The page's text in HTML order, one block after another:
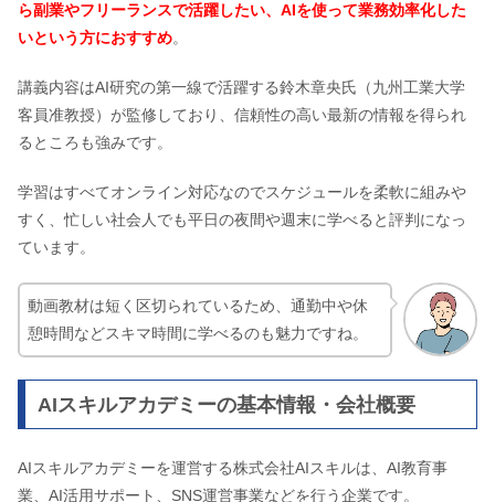
ら副業やフリーランスで活躍したい、AIを使って業務効率化した
いという方におすすめ。
講義内容はAI研究の第一線で活躍する鈴木章央氏（九州工業大学
客員准教授）が監修しており、信頼性の高い最新の情報を得られ
るところも強みです。
学習はすべてオンライン対応なのでスケジュールを柔軟に組みや
すく、忙しい社会人でも平日の夜間や週末に学べると評判になっ
ています。
動画教材は短く区切られているため、通勤中や休
憩時間などスキマ時間に学べるのも魅力ですね。
AIスキルアカデミーの基本情報・会社概要
AIスキルアカデミーを運営する株式会社AIスキルは、AI教育事
業、AI活用サポート、SNS運営事業などを行う企業です。